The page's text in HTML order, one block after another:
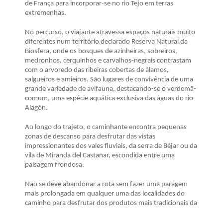
de França para incorporar-se no rio Tejo em terras
extremenhas.
No percurso, o viajante atravessa espaços naturais muito
diferentes num território declarado Reserva Natural da
Biosfera, onde os bosques de azinheiras, sobreiros,
medronhos, cerquinhos e carvalhos-negrais contrastam
com o arvoredo das ribeiras cobertas de álamos,
salgueiros e amieiros. São lugares de convivência de uma
grande variedade de avifauna, destacando-se o verdemã-
comum, uma espécie aquática exclusiva das águas do rio
Alagón.
Ao longo do trajeto, o caminhante encontra pequenas
zonas de descanso para desfrutar das vistas
impressionantes dos vales fluviais, da serra de Béjar ou da
vila de Miranda del Castañar, escondida entre uma
paisagem frondosa.
Não se deve abandonar a rota sem fazer uma paragem
mais prolongada em qualquer uma das localidades do
caminho para desfrutar dos produtos mais tradicionais da